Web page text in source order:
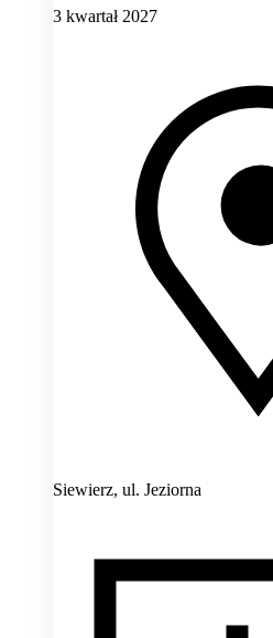
3 kwartał 2027
Siewierz, ul. Jeziorna